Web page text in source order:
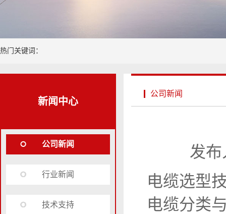
热门关键词：
新闻中心
公司新闻
行业新闻
技术支持
公司新闻
发
电缆选型
电缆分类